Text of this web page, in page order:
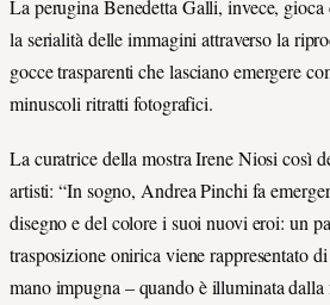
La perugina Benedetta Galli, invece,
la serialità delle immagini attraverso la
gocce trasparenti che lasciano emergere
minuscoli ritratti fotografici.
La curatrice della mostra Irene Niosi così
artisti: “In sogno, Andrea Pinchi fa
disegno e del colore i suoi nuovi eroi: un
trasposizione onirica viene rappresentato
mano impugna – quando è illuminata